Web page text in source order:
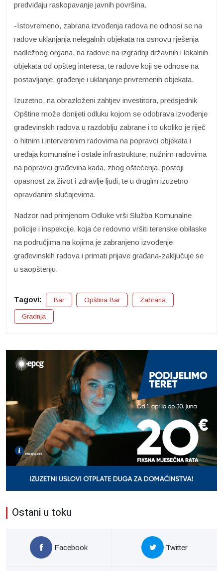
predviđaju raskopavanje javnih površina.
-Istovremeno, zabrana izvođenja radova ne odnosi se na
radove uklanjanja nelegalnih objekata na osnovu rješenja
nadležnog organa, na radove na izgradnji državnih i lokalnih
objekata od opšteg interesa, te radove koji se odnose na
postavljanje, građenje i uklanjanje privremenih objekata.
Izuzetno, na obrazloženi zahtjev investitora, predsjednik
Opštine može donijeti odluku kojom se odobrava izvođenje
građevinskih radova u razdoblju zabrane i to ukoliko je riječ
o hitnim i interventnim radovima na popravci objekata i
uređaja komunalne i ostale infrastrukture, nužnim radovima
na popravci građevina kada, zbog oštećenja, postoji
opasnost za život i zdravlje ljudi, te u drugim izuzetno
opravdanim slučajevima.
Nadzor nad primjenom Odluke vrši Služba Komunalne
policije i inspekcije, koja će redovno vršiti terenske obilaske
na područjima na kojima je zabranjeno izvođenje
građevinskih radova i primati prijave građana-zaključuje se
u saopštenju.
Tagovi: Bar Opština Bar Zabrana
Gradnja
Ostani u toku
Facebook Twitter